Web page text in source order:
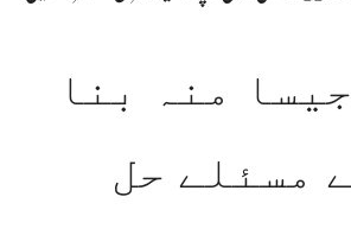
منہ بنا
مسئلے حل